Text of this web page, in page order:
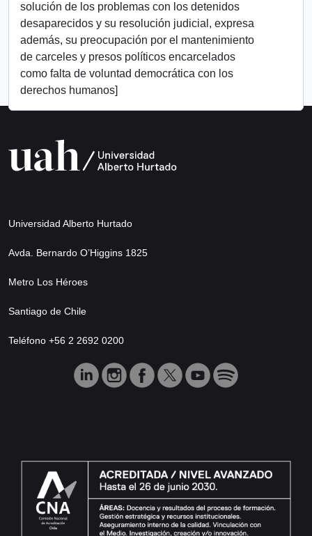
solución de los problemas con los detenidos
desaparecidos y su resolución judicial, expresa
además, su preocupación por el mantenimiento
de carceles y presos políticos encarcelados
como falta de voluntad democrática con los
derechos humanos]
Universidad Alberto Hurtado
Avda. Bernardo O’Higgins 1825
Metro Los Héroes
Santiago de Chile
Teléfono +56 2 2692 0200